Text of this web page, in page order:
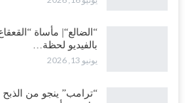
“الضالع“| مأساة
بالفيديو لحظة…
يونيو 13, 2026
“ترامب” ينجو من الذبح